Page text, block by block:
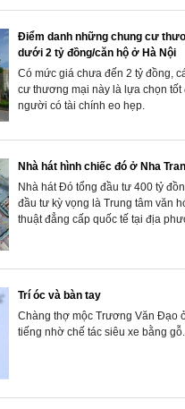
Điểm danh những chung cư
dưới 2 tỷ đồng/căn hộ ở Hà Nội
Có mức giá chưa đến 2 tỷ đồng,
cư thương mại này là lựa chọn tốt
người có tài chính eo hẹp.
Nhà hát hình chiếc đó ở Nha
Nhà hát Đó tổng đầu tư 400 tỷ
đầu tư kỳ vọng là Trung tâm văn
thuật đẳng cấp quốc tế tại địa
Trí óc và bàn tay
Chàng thợ mộc Trương Văn Đạo
tiếng nhờ chế tác siêu xe bằng gỗ.